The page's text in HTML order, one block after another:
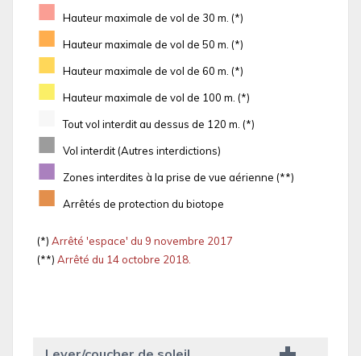
■ Hauteur maximale de vol de 30 m. (*)
■ Hauteur maximale de vol de 50 m. (*)
■ Hauteur maximale de vol de 60 m. (*)
■ Hauteur maximale de vol de 100 m. (*)
Tout vol interdit au dessus de 120 m. (*)
■ Vol interdit (Autres interdictions)
■ Zones interdites à la prise de vue aérienne (**)
■ Arrêtés de protection du biotope
(*) Arrêté 'espace' du 9 novembre 2017
(**) Arrêté du 14 octobre 2018.